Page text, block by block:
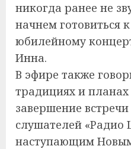
никогда ранее не
начнем готовиться
юбилейному
Инна.
В эфире также
традициях и
завершение
слушателей «Радио
наступающим